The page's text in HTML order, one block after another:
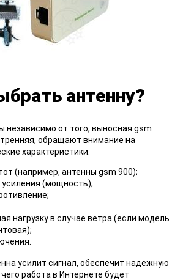
антенну?
независимо от того, выносная gsm
обращают внимание на
характеристики:
(например, антенны gsm 900);
(мощность);
нагрузку в случае ветра (если модель
усилит сигнал, обеспечит надежную
работа в Интернете будет